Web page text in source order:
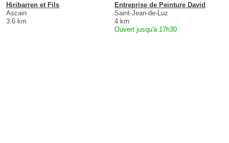
Hiribarren et Fils
Ascain
3.6 km
Entreprise de Peinture David
Saint-Jean-de-Luz
4 km
Ouvert jusqu'à 17h30